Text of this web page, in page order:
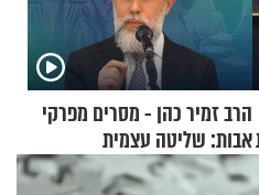
הרב זמיר כהן - מסרים מפרקי
אבות: שליטה עצמית